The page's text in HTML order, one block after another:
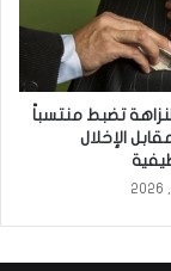
تضبط منتسباً
الإخلال